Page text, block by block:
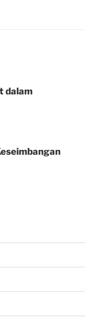
dalam